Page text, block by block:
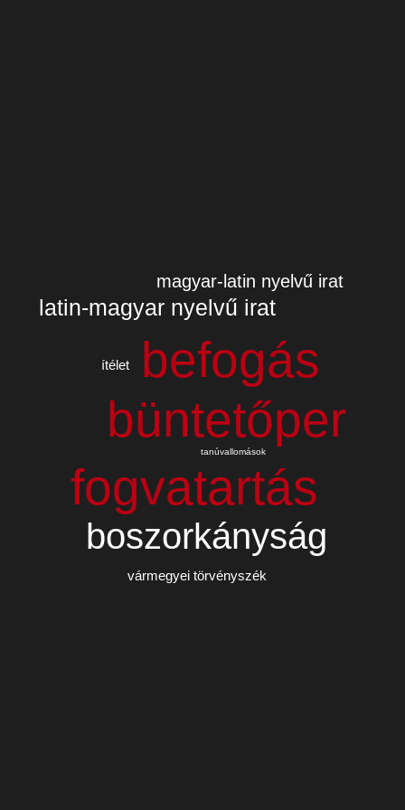
büntetőper
befogás
fogvatartás
boszorkányság
latin-magyar nyelvű irat
magyar-latin nyelvű irat
ítélet
vármegyei törvényszék
tanúvallomások